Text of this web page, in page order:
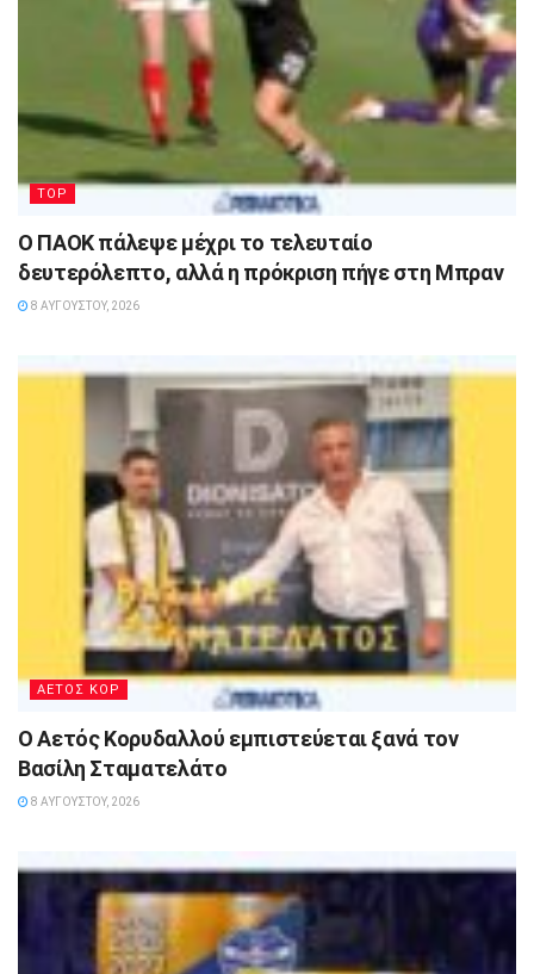
TOP
Ο ΠΑΟΚ πάλεψε μέχρι το τελευταίο
δευτερόλεπτο, αλλά η πρόκριση πήγε στη Μπραν
8 ΑΥΓΟΎΣΤΟΥ, 2026
ΑΕΤΟΣ ΚΟΡ
Ο Αετός Κορυδαλλού εμπιστεύεται ξανά τον
Βασίλη Σταματελάτο
8 ΑΥΓΟΎΣΤΟΥ, 2026